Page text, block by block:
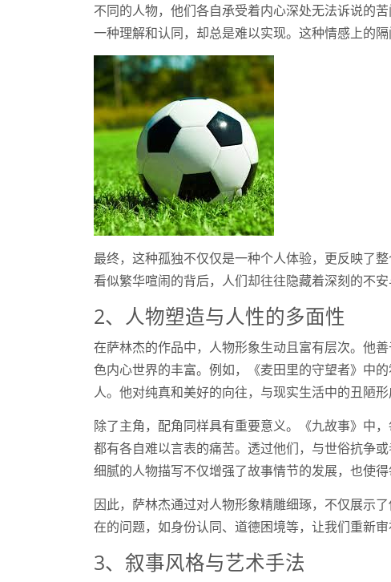
不同的人物，他们各自承受着内心深处无法诉说的
一种理解和认同，却总是难以实现。这种情感上的
最终，这种孤独不仅仅是一种个人体验，更反映了
看似繁华喧闹的背后，人们却往往隐藏着深刻的不
2、人物塑造与人性的多面性
在萨林杰的作品中，人物形象生动且富有层次。他
色内心世界的丰富。例如，《麦田里的守望者》中
人。他对纯真和美好的向往，与现实生活中的丑陋
除了主角，配角同样具有重要意义。《九故事》中
都有各自难以言表的痛苦。透过他们，与世俗抗争
细腻的人物描写不仅增强了故事情节的发展，也使
因此，萨林杰通过对人物形象精雕细琢，不仅展示
在的问题，如身份认同、道德困境等，让我们重新审
3、叙事风格与艺术手法